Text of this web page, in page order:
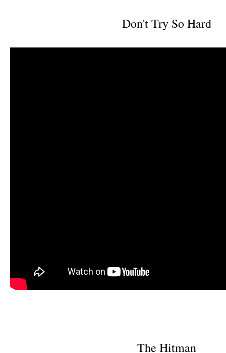
Don't Try So Hard
The Hitman